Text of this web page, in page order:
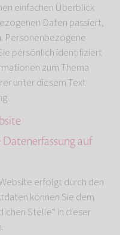
einfachen Überblick
Daten passiert,
Personenbezogene
persönlich identifiziert
zum Thema
unter diesem Text
auf
erfolgt durch den
können Sie dem
Stelle“ in dieser